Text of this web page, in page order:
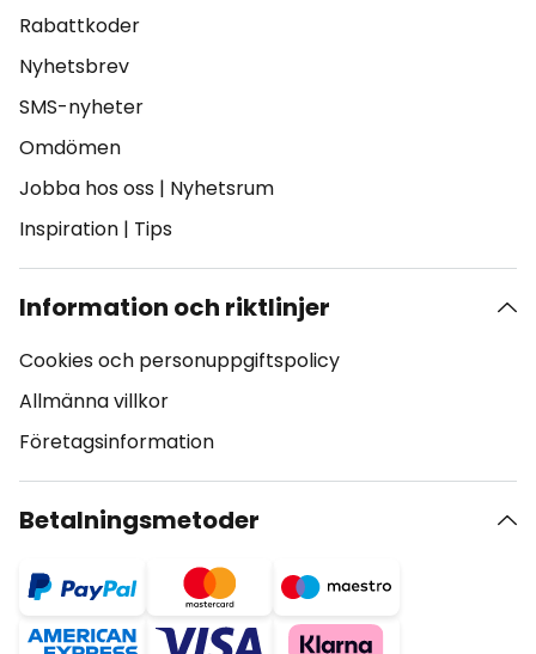
Rabattkoder
Nyhetsbrev
SMS-nyheter
Omdömen
Jobba hos oss | Nyhetsrum
Inspiration | Tips
Information och riktlinjer
Cookies och personuppgiftspolicy
Allmänna villkor
Företagsinformation
Betalningsmetoder